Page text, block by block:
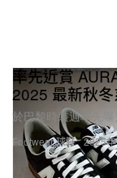
Footwear 球鞋
率先近賞
2025 最新秋
於巴黎時裝週率先
2025年